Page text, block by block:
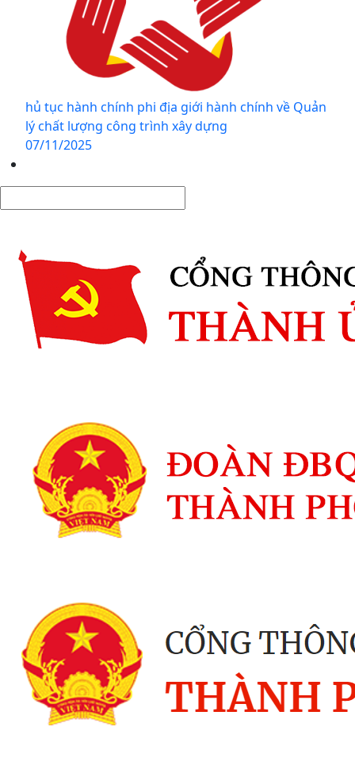
hủ tục hành chính phi địa giới hành chính về Quản
lý chất lượng công trình xây dựng
07/11/2025